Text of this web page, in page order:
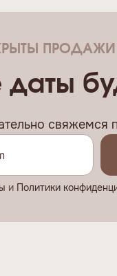
ПРОДАЖИ
даты
свяжемся
и Политики